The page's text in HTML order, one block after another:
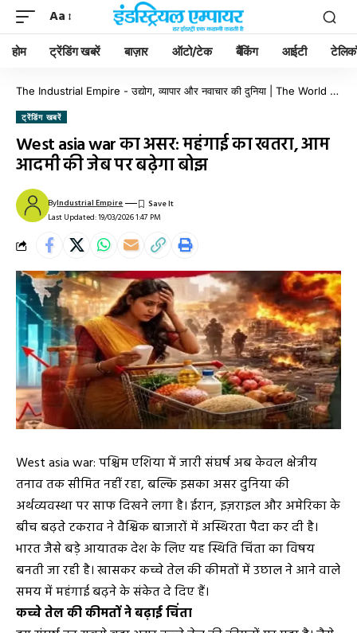
Aa
होम ट्रेंडिंग खबरें बाज़ार ऑटो/टेक बैंकिंग आईटी
The Industrial Empire - उद्योग, व्यापार और नवाचार की दुनिया | The World of Industry, Business & Innovation
ट्रेंडिंग खबरें
West asia war का असर: महंगाई का खतरा, आम
आदमी की जेब पर बढ़ेगा बोझ
Last Updated: 19/03/2026 1:47 PM
ByIndustrial Empire
West asia war: पश्चिम एशिया में जारी संघर्ष अब केवल क्षेत्रीय
तनाव तक सीमित नहीं रहा, बल्कि इसका असर दुनिया की
अर्थव्यवस्था पर साफ दिखने लगा है। ईरान, इज़राइल और अमेरिका के
बीच बढ़ते टकराव ने वैश्विक बाजारों में अस्थिरता पैदा कर दी है।
भारत जैसे बड़े आयातक देश के लिए यह स्थिति चिंता का विषय
बनती जा रही है। खासकर कच्चे तेल की कीमतों में उछाल ने आने वाले
समय में महंगाई बढ़ने के संकेत दे दिए हैं।
कच्चे तेल की कीमतों ने बढ़ाई चिंता